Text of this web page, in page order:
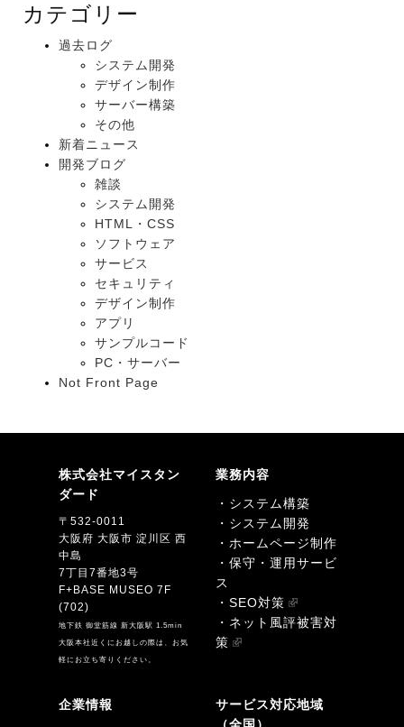
カテゴリー
過去ログ
システム開発
デザイン制作
サーバー構築
その他
新着ニュース
開発ブログ
雑談
システム開発
HTML・CSS
ソフトウェア
サービス
セキュリティ
デザイン制作
アプリ
サンプルコード
PC・サーバー
Not Front Page
株式会社マイスタン
ダード
〒532-0011
大阪府 大阪市 淀川区 西
中島
7丁目7番地3号
F+BASE MUSEO 7F
(702)
地下鉄 御堂筋線 新大阪駅 1.5min
大阪本社近くにお越しの際は、お気
軽にお立ち寄りください。
業務内容
・システム構築
・システム開発
・ホームページ制作
・保守・運用サービ
ス
・SEO対策
・ネット風評被害対
策
企業情報
サービス対応地域
（全国）